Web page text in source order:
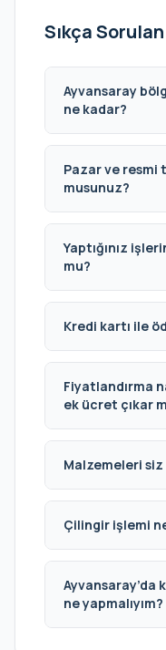
Sıkça
Ayvansaray
ne kadar?
Pazar ve
musunuz?
Yaptığınız
mu?
Kredi kartı ile
Fiyatlandırma
ek ücret çıkar
Malzemeleri
Çilingir işlemi
Ayvansaray’da
ne yapmalıyım?